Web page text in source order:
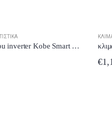
κλιματιστικό inverter Toyotomi Hiro HTN/HTG-21IV 21.000Btu/h A++/A++ + δώρο το ετήσιο service